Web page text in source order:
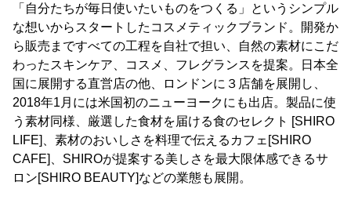
「自分たちが毎日使いたいものをつくる」というシンプル
な想いからスタートしたコスメティックブランド。開発か
ら販売まですべての工程を自社で担い、自然の素材にこだ
わったスキンケア、コスメ、フレグランスを提案。日本全
国に展開する直営店の他、ロンドンに３店舗を展開し、
2018年1月には米国初のニューヨークにも出店。製品に使
う素材同様、厳選した食材を届ける食のセレクト [SHIRO
LIFE]、素材のおいしさを料理で伝えるカフェ[SHIRO
CAFE]、SHIROが提案する美しさを最大限体感できるサ
ロン[SHIRO BEAUTY]などの業態も展開。